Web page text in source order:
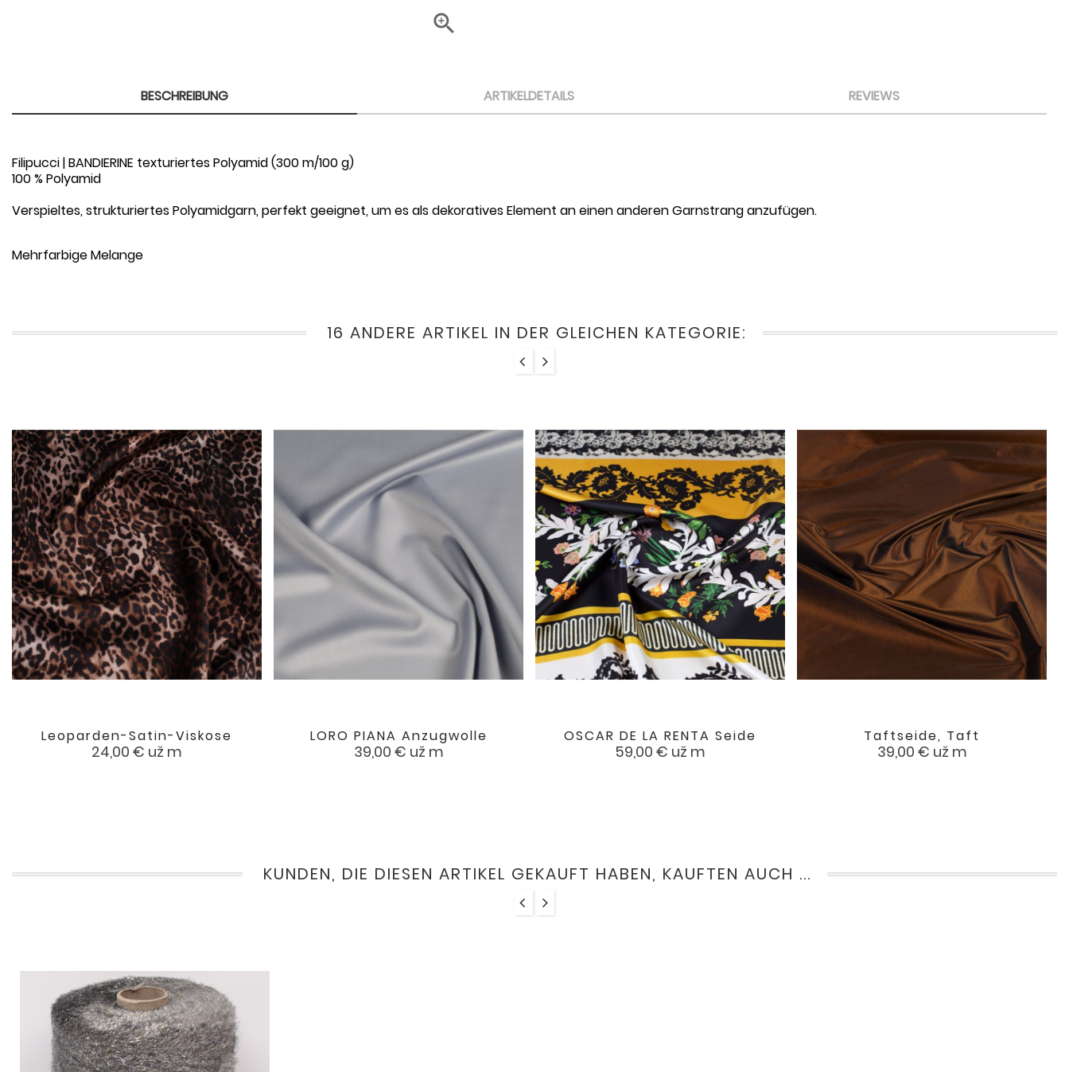

BESCHREIBUNG ARTIKELDETAILS REVIEWS
Filipucci | BANDIERINE texturiertes Polyamid (300 m/100 g)
100 % Polyamid
Verspieltes, strukturiertes Polyamidgarn, perfekt geeignet, um es als dekoratives Element an einen anderen Garnstrang anzufügen.
Mehrfarbige Melange
16 ANDERE ARTIKEL IN DER GLEICHEN KATEGORIE:
Leoparden-Satin-Viskose
Preis
24,00 € už m
 LORO PIANA Anzugwolle
Preis
39,00 € už m
 OSCAR DE LA RENTA Seide
Preis
59,00 € už m
 Taftseide, Taft
Preis
39,00 € už m

KUNDEN, DIE DIESEN ARTIKEL GEKAUFT HABEN, KAUFTEN AUCH ...